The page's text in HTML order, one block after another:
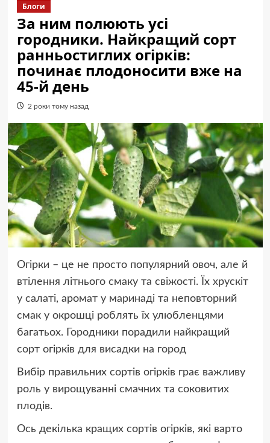
Блоги
За ним полюють усі
городники. Найкращий сорт
ранньостиглих огірків:
починає плодоносити вже на
45-й день
2 роки тому назад
Огірки – це не просто популярний овоч, але й
втілення літнього смаку та свіжості. Їх хрускіт
у салаті, аромат у маринаді та неповторний
смак у окрошці роблять їх улюбленцями
багатьох. Городники порадили найкращий
сорт огірків для висадки на город
Вибір правильних сортів огірків грає важливу
роль у вирощуванні смачних та соковитих
плодів.
Ось декілька кращих сортів огірків, які варто